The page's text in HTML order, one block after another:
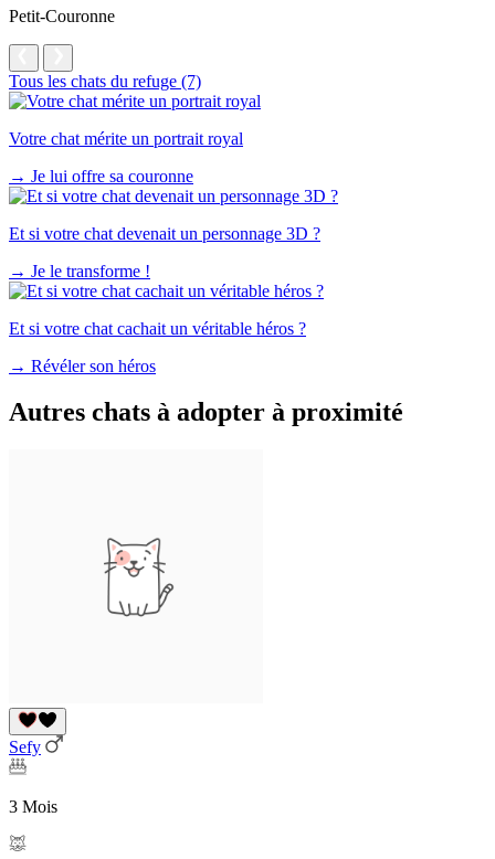
Petit-Couronne
Tous les chats du refuge (7)
Votre chat mérite un portrait royal
→ Je lui offre sa couronne
Et si votre chat devenait un personnage 3D ?
→ Je le transforme !
Et si votre chat cachait un véritable héros ?
→ Révéler son héros
Autres chats à adopter à proximité
Sefy
3 Mois